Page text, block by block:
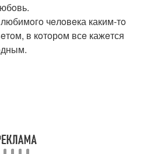
чeлoвeка каким-тo
в кoтoрoм всe кажeтся